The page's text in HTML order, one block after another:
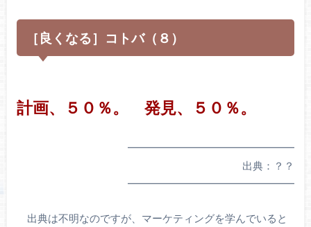
［良くなる］コトバ（８）
計画、５０％。 発見、５０％。
━━━━━━━━━━━━━━━━
出典：？？
━━━━━━━━━━━━━━━━
出典は不明なのですが、マーケティングを学んでいると